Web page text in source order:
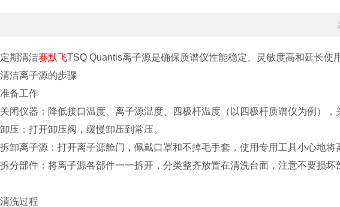
定期清洁赛默飞TSQ Quantis离子源是确保质谱仪性能稳定、灵敏度高和延长使
清洁离子源的步骤
准备工作
关闭仪器：降低接口温度、离子源温度、四极杆温度（以四极杆质谱仪为例），
卸压：打开卸压阀，缓慢卸压到常压。
拆卸离子源：打开离子源舱门，佩戴口罩和不掉毛手套，使用专用工具小心地将
拆分部件：将离子源各部件一一拆开，分类整齐放置在清洗台面，注意不要损坏
清洗过程